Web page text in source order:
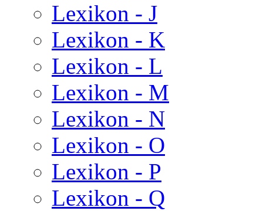
Lexikon - J
Lexikon - K
Lexikon - L
Lexikon - M
Lexikon - N
Lexikon - O
Lexikon - P
Lexikon - Q